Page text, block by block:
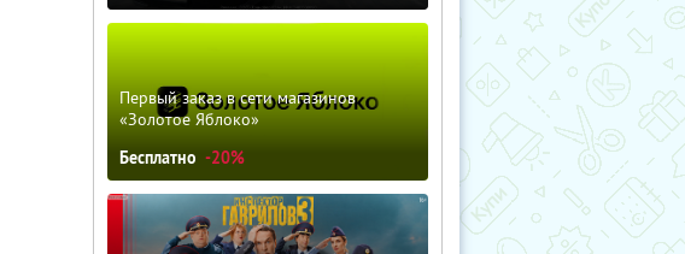
Первый заказ в сети магазинов
«Золотое Яблоко»
Бесплатно -20%